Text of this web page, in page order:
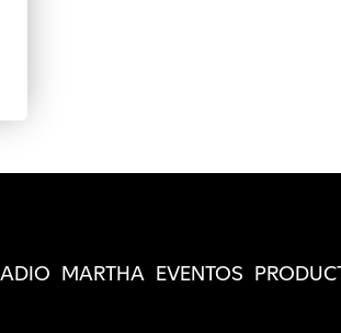
MARTHA EVENTOS